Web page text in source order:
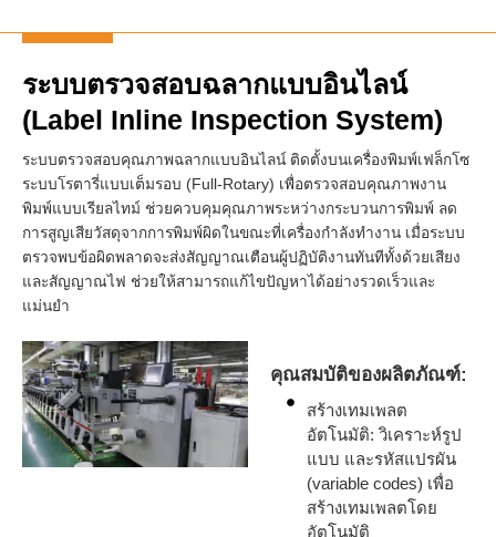
ระบบตรวจสอบฉลากแบบอินไลน์
(Label Inline Inspection System)
ระบบตรวจสอบคุณภาพฉลากแบบอินไลน์ ติดตั้งบนเครื่องพิมพ์เฟล็กโซ
ระบบโรตารี่แบบเต็มรอบ (Full-Rotary) เพื่อตรวจสอบคุณภาพงาน
พิมพ์แบบเรียลไทม์ ช่วยควบคุมคุณภาพระหว่างกระบวนการพิมพ์ ลด
การสูญเสียวัสดุจากการพิมพ์ผิดในขณะที่เครื่องกำลังทำงาน เมื่อระบบ
ตรวจพบข้อผิดพลาดจะส่งสัญญาณเตือนผู้ปฏิบัติงานทันทีทั้งด้วยเสียง
และสัญญาณไฟ ช่วยให้สามารถแก้ไขปัญหาได้อย่างรวดเร็วและ
แม่นยำ
คุณสมบัติของผลิตภัณฑ์:
สร้างเทมเพลต
อัตโนมัติ: วิเคราะห์รูป
แบบ และรหัสแปรผัน
(variable codes) เพื่อ
สร้างเทมเพลตโดย
อัตโนมัติ